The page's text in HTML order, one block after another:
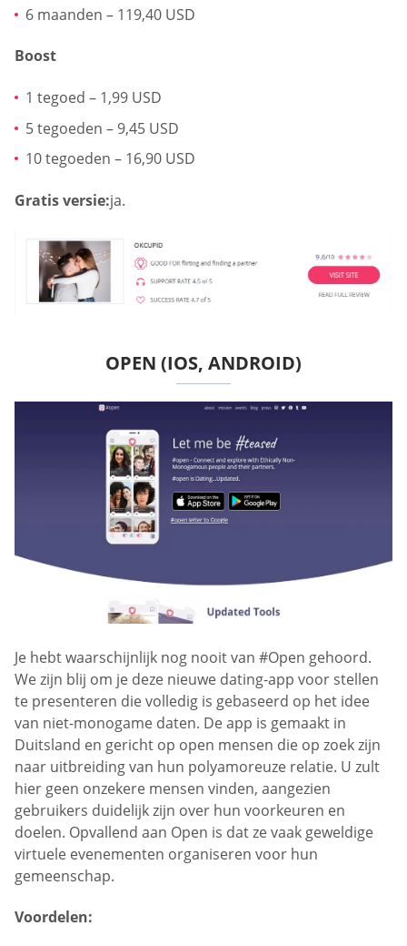
6 maanden – 119,40 USD
Boost
1 tegoed – 1,99 USD
5 tegoeden – 9,45 USD
10 tegoeden – 16,90 USD
Gratis versie:ja.
OPEN (IOS, ANDROID)
Je hebt waarschijnlijk nog nooit van #Open gehoord.
We zijn blij om je deze nieuwe dating-app voor stellen
te presenteren die volledig is gebaseerd op het idee
van niet-monogame daten. De app is gemaakt in
Duitsland en gericht op open mensen die op zoek zijn
naar uitbreiding van hun polyamoreuze relatie. U zult
hier geen onzekere mensen vinden, aangezien
gebruikers duidelijk zijn over hun voorkeuren en
doelen. Opvallend aan Open is dat ze vaak geweldige
virtuele evenementen organiseren voor hun
gemeenschap.
Voordelen: